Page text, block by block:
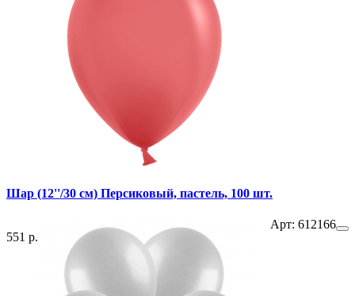
Шар (12''/30 см) Персиковый, пастель, 100 шт.
551 р.
Арт: 612166